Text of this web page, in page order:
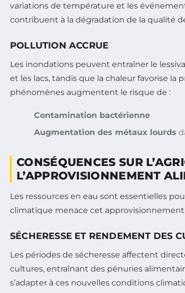
variations de température et les
contribuent à la dégradation de la qualité
POLLUTION ACCRUE
Les inondations peuvent entraîner le
et les lacs, tandis que la chaleur favorise la
phénomènes augmentent le risque de :
Contamination bactérienne
Augmentation des métaux lourds
CONSÉQUENCES SUR
L’APPROVISIONNEMENT
Les ressources en eau sont essentielles
climatique menace cet
SÉCHERESSE ET RENDEMENT DES
Les périodes de sécheresse affectent
cultures, entraînant des pénuries
s’adapter à ces nouvelles conditions